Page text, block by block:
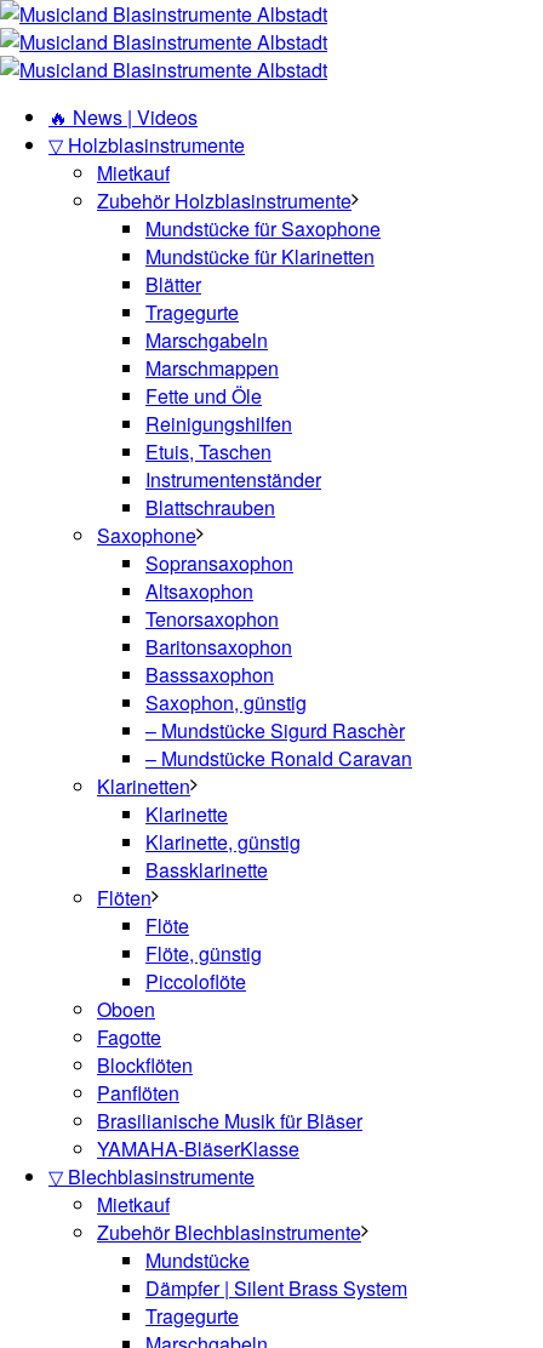
🔥 News | Videos
▽ Holzblasinstrumente
Mietkauf
Zubehör Holzblasinstrumente
Mundstücke für Saxophone
Mundstücke für Klarinetten
Blätter
Tragegurte
Marschgabeln
Marschmappen
Fette und Öle
Reinigungshilfen
Etuis, Taschen
Instrumentenständer
Blattschrauben
Saxophone
Sopransaxophon
Altsaxophon
Tenorsaxophon
Baritonsaxophon
Basssaxophon
Saxophon, günstig
– Mundstücke Sigurd Raschèr
– Mundstücke Ronald Caravan
Klarinetten
Klarinette
Klarinette, günstig
Bassklarinette
Flöten
Flöte
Flöte, günstig
Piccoloflöte
Oboen
Fagotte
Blockflöten
Panflöten
Brasilianische Musik für Bläser
YAMAHA-BläserKlasse
▽ Blechblasinstrumente
Mietkauf
Zubehör Blechblasinstrumente
Mundstücke
Dämpfer | Silent Brass System
Tragegurte